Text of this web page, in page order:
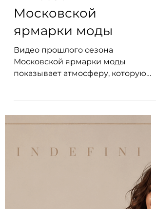
видео с прошлого
сезона. Это вход в
XIV сезон
Московской
ярмарки моды
Видео прошлого сезона
показывает атмосферу, которую
гостей, камеры, сцену, эмоции и
живой формат события. 7 ноября
2026 года XIV сезон снова соберёт
дизайнеров, артистов, прессу,